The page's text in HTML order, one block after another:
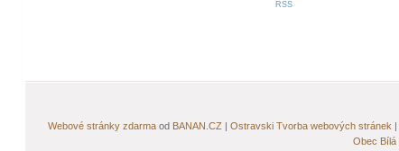
RSS
Webové stránky zdarmaod BANAN.CZ | Ostravski Tvorba webových stránek |
Obec Bílá